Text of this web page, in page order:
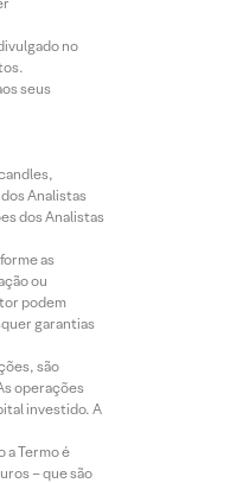
no
seus
Analistas
dos Analistas
as
ou
podem
garantias
são
operações
investido. A
a Termo é
– que são